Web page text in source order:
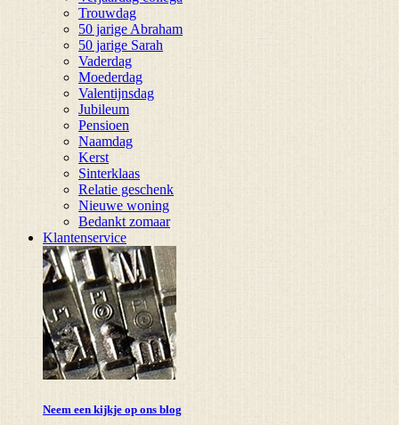
Trouwdag
50 jarige Abraham
50 jarige Sarah
Vaderdag
Moederdag
Valentijnsdag
Jubileum
Pensioen
Naamdag
Kerst
Sinterklaas
Relatie geschenk
Nieuwe woning
Bedankt zomaar
Klantenservice
Neem een kijkje op ons blog